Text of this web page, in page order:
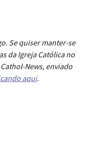
Se quiser manter-se
da Igreja Católica no
News, enviado
aqui.